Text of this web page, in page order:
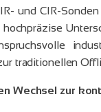
und CIR-
traditionellen
Wechsel zur